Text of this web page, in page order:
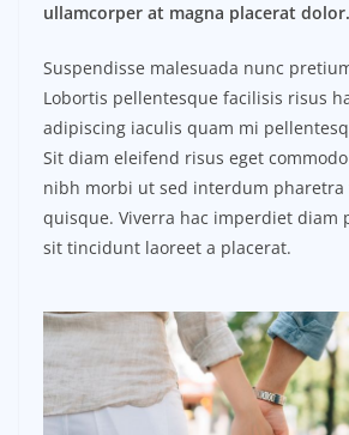
ullamcorper at magna placerat dolor.
Suspendisse malesuada nunc
Lobortis pellentesque facilisis risus
adipiscing iaculis quam mi
Sit diam eleifend risus eget
nibh morbi ut sed interdum
quisque. Viverra hac imperdiet diam
sit tincidunt laoreet a placerat.